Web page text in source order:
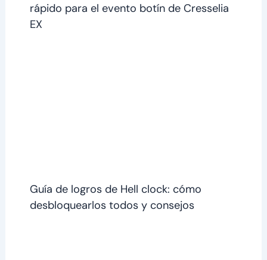
rápido para el evento botín de Cresselia
EX
Guía de logros de Hell clock: cómo
desbloquearlos todos y consejos